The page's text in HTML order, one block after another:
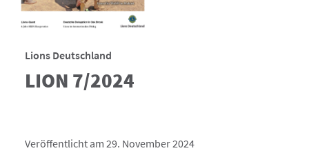
Lions Deutschland
LION 7/2024
Veröffentlicht am 29. November 2024